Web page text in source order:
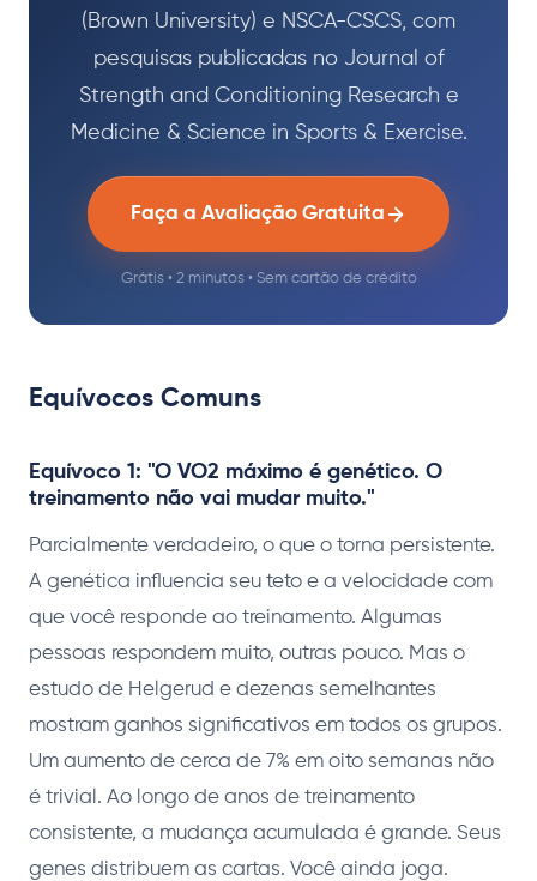
(Brown University) e NSCA-CSCS, com
pesquisas publicadas no Journal of
Strength and Conditioning Research e
Medicine & Science in Sports & Exercise.
Faça a Avaliação Gratuita
Grátis • 2 minutos • Sem cartão de crédito
Equívocos Comuns
Equívoco 1: "O VO2 máximo é genético. O
treinamento não vai mudar muito."
Parcialmente verdadeiro, o que o torna persistente.
A genética influencia seu teto e a velocidade com
que você responde ao treinamento. Algumas
pessoas respondem muito, outras pouco. Mas o
estudo de Helgerud e dezenas semelhantes
mostram ganhos significativos em todos os grupos.
Um aumento de cerca de 7% em oito semanas não
é trivial. Ao longo de anos de treinamento
consistente, a mudança acumulada é grande. Seus
genes distribuem as cartas. Você ainda joga.